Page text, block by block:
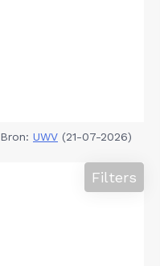
Bron: UWV (21-07-2026)
Filters